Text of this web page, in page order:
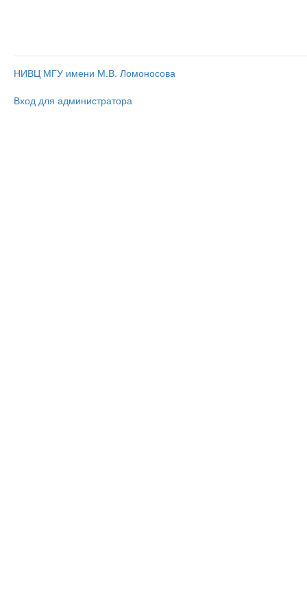
НИВЦ МГУ имени М.В. Ломоносова
Вход для администратора